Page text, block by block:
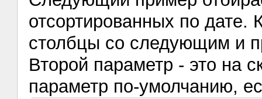
отсортированных по дате.
столбцы со следующим и
Второй параметр - это на
параметр по-умолчанию,